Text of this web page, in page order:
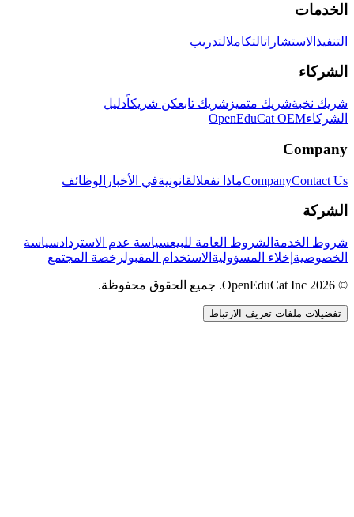
الخدمات
التنفيذ الاستشاراتالتكاملالتدريب
الشركاء
شريك نخبةشريك متميز شريك تابعكن شريكاًدليل
الشركاءOpenEduCat OEM
Company
CompanyContact Us ماذا نفعلالقانونيةفي الأخبار الوظائف
الشركة
شروط الخدمة الشروط العامة للبيعسياسة عدم الاستردادسياسة
الخصوصية إخلاء المسؤولية الاستخدام المقبولرخصة المجتمع
© 2026 OpenEduCat Inc. جميع الحقوق محفوظة.
تفضيلات ملفات تعريف الارتباط